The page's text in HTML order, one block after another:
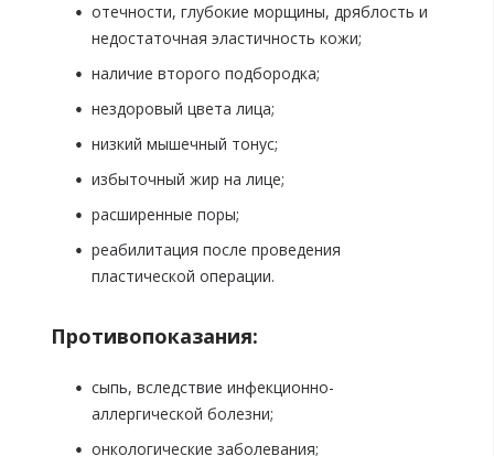
отечности, глубокие морщины, дряблость и
недостаточная эластичность кожи;
наличие второго подбородка;
нездоровый цвета лица;
низкий мышечный тонус;
избыточный жир на лице;
расширенные поры;
реабилитация после проведения
пластической операции.
Противопоказания:
сыпь, вследствие инфекционно-
аллергической болезни;
онкологические заболевания;